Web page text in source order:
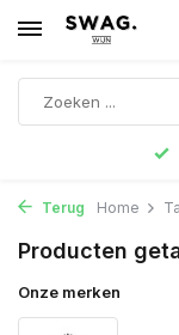
Terug Home
Producten
Onze merken